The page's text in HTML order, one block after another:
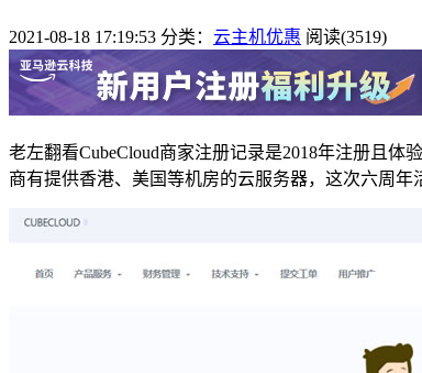
2021-08-18 17:19:53 分类： 云主机优惠 阅读(3519)
老左翻看CubeCloud商家注册记录是2018年注册且
商有提供香港、美国等机房的云服务器，这次六周